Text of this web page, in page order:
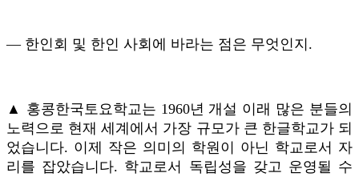
― 한인회 및 한인 사회에 바라는 점은 무엇인지.
▲ 홍콩한국토요학교는 1960년 개설 이래 많은 분들의
노력으로 현재 세계에서 가장 규모가 큰 한글학교가 되
었습니다. 이제 작은 의미의 학원이 아닌 학교로서 자
리를 잡았습니다. 학교로서 독립성을 갖고 운영될 수